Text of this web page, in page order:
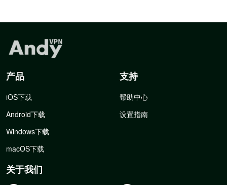
产品
iOS下载
Android下载
Windows下载
macOS下载
支持
帮助中心
设置指南
关于我们